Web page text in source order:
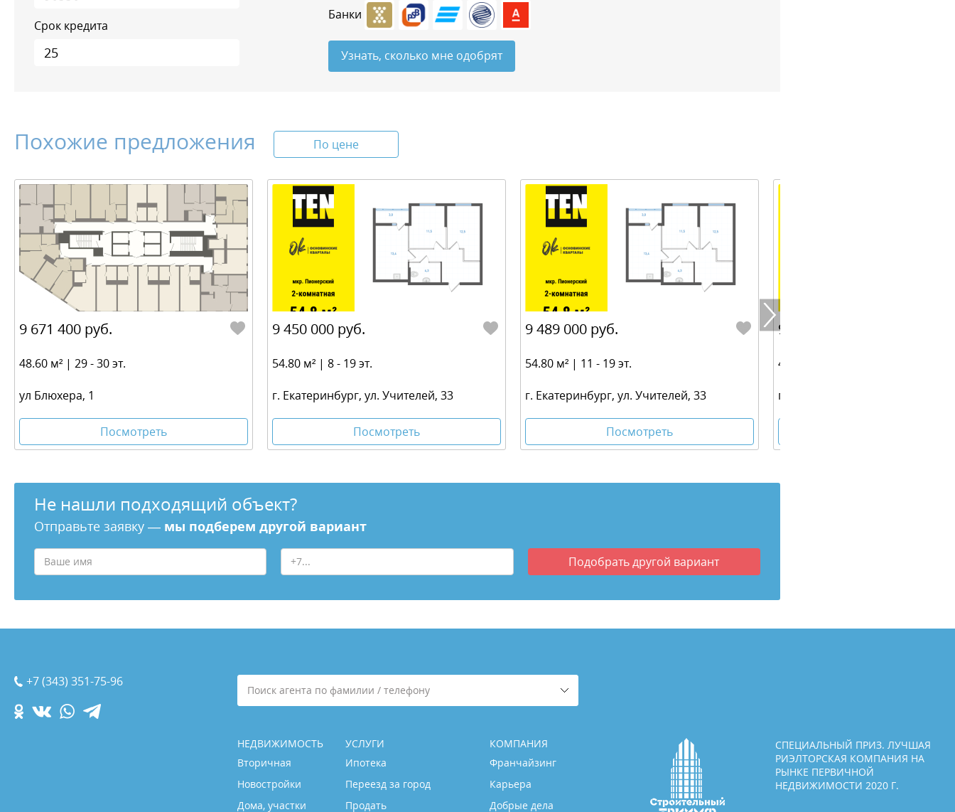
Срок кредита
Банки
Узнать, сколько мне одобрят
Похожие предложения По цене
9 671 400 руб.
48.60 м² | 29 - 30 эт.
ул Блюхера, 1
Посмотреть
9 450 000 руб.
54.80 м² | 8 - 19 эт.
г. Екатеринбург, ул. Учителей, 33
Посмотреть
9 489 000 руб.
54.80 м² | 11 - 19 эт.
г. Екатеринбург, ул. Учителей, 33
Посмотреть
9 109 000 руб.
49.80 м² | 17 - 19 эт.
г. Екатеринбург, ул. Учителей,
Не нашли подходящий объект?
Отправьте заявку — мы подберем другой вариант
Подобратьдругой вариант
+7 (343) 351-75-96
Поиск агента по фамилии / телефону
НЕДВИЖИМОСТЬ
Вторичная
Новостройки
Дома, участки
УСЛУГИ
Ипотека
Переезд за город
Продать
КОМПАНИЯ
Франчайзинг
Карьера
Добрые дела
СПЕЦИАЛЬНЫЙ ПРИЗ. ЛУЧШАЯ
РИЭЛТОРСКАЯ КОМПАНИЯ НА
РЫНКЕ ПЕРВИЧНОЙ
НЕДВИЖИМОСТИ 2020 Г.